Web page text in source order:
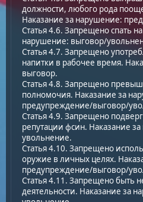
должности, любого рода
Наказание за нарушение:
Статья 4.6. Запрещено спать
нарушение: выговор/
Статья 4.7. Запрещено
напитки в рабочее время.
выговор.
Статья 4.8. Запрещено
полномочия. Наказание за
предупреждение/выговор/
Статья 4.9. Запрещено
репутации фсин. Наказание
увольнение.
Статья 4.10. Запрещено
оружие в личных целях.
предупреждение/выговор/
Статья 4.11. Запрещено быть
деятельности. Наказание за